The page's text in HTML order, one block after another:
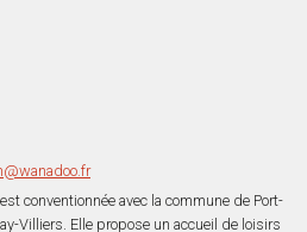
conventionnée avec la commune de Port-
Villiers. Elle propose un accueil de loisirs